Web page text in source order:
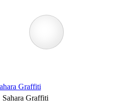
Sahara Graffiti